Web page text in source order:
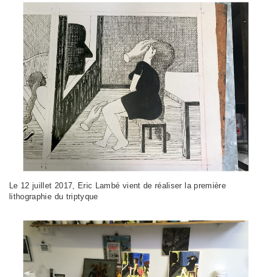
Le 12 juillet 2017, Eric Lambé vient de réaliser la première
lithographie du triptyque